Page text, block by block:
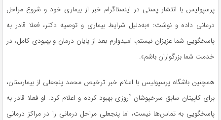
پرسپولیس با انتشار پستی در اینستاگرام خبر از بیماری خود و شروع مراحل
درمانی داده و نوشت: «به‌دلیل شرایط بیماری و توصیه دکتر، فعلا قادر به
پاسخگویی شما عزیزان نیستم، امیدوارم بعد از پایان درمان و بهبودی کامل، در
خدمت شما بزرگواران باشم».
همچنین باشگاه پرسپولیس با اعلام خبر ترخیص محمد پنجعلی از بیمارستان،
برای کاپیتان سابق سرخپوشان آروزی بهبود کرده و اعلام کرد. او فعلا قادر به
پاسخگویی به تماس‌ها نیست، اما پنجعلی مراحل درمانی را در مراکز درمانی